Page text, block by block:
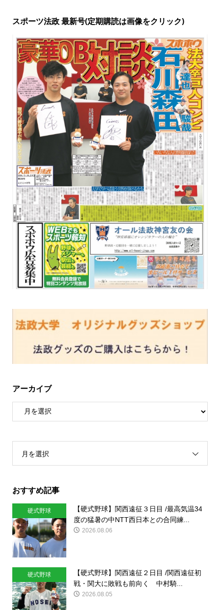
スポーツ法政 最新号(定期購読は画像をクリック)
アーカイブ
月を選択
おすすめ記事
硬式野球
【硬式野球】関西遠征３日目 /最高気温34
度の猛暑の中NTT西日本との合同練...
2026.08.06
硬式野球
【硬式野球】関西遠征２日目 /関西遠征初
戦・関大に敗戦も前向く 中村騎...
2026.08.05